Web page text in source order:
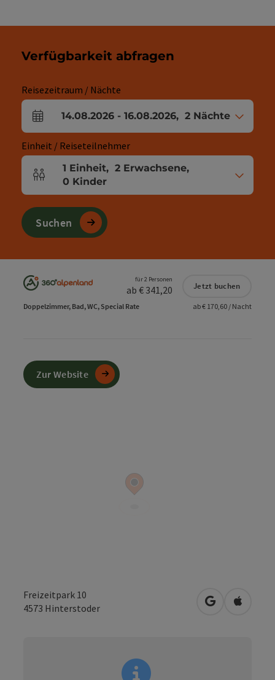
Freizeitpark 10
4573 Hinterstoder in Google
in
Verfügbarkeit abfragen
Reisezeitraum / Nächte
An- und Abreisefelder
14.08.2026 - 16.08.2026, 2 Nächte
Einheit / Reiseteilnehmer
Einheitenanzahl und Personenfelder
1 Einheit, 2 Erwachsene,
0 Kinder
Suchen
für 2 Personen
ab € 341,20 Jetzt buchen
Doppelzimmer, Bad, WC, Special Rate ab € 170,60 / Nacht
Zur Website